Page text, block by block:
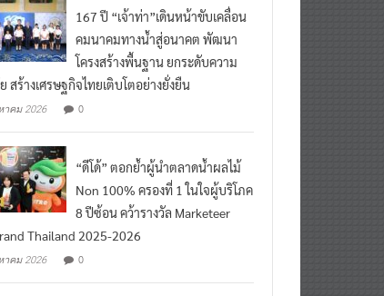
167 ปี “เจ้าท่า”เดินหน้าขับเคลื่อน
คมนาคมทางน้ำสู่อนาคต พัฒนา
โครงสร้างพื้นฐาน ยกระดับความ
สร้างเศรษฐกิจไทยเติบโตอย่างยั่งยืน
าคม 2026 0
“ดีโด้” ตอกย้ำผู้นำตลาดน้ำผลไม้
Non 100% ครองที่ 1 ในใจผู้บริโภค
8 ปีซ้อน คว้ารางวัล Marketeer
Thailand 2025-2026
าคม 2026 0